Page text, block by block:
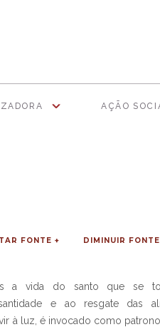
AÇÃO
FONTE + DIMINUIR
a vida do santo que se
e ao resgate das
à luz, é invocado como